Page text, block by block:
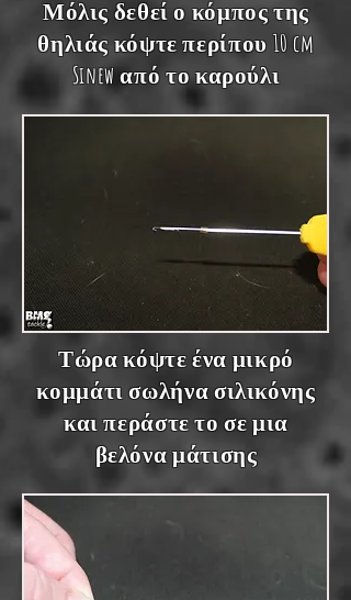
Μόλις δεθεί ο κόμπος της
θηλιάς κόψτε περίπου 10 cm
Sinew από το καρούλι
Τώρα κόψτε ένα μικρό
κομμάτι σωλήνα σιλικόνης
και περάστε το σε μια
βελόνα μάτισης